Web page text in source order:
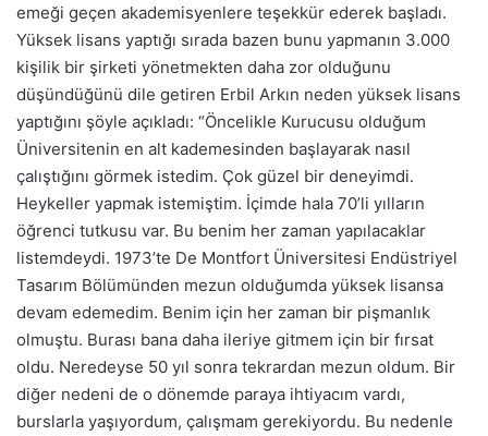
emeği geçen akademisyenlere teşekkür ederek başladı.
Yüksek lisans yaptığı sırada bazen bunu yapmanın 3.000
kişilik bir şirketi yönetmekten daha zor olduğunu
düşündüğünü dile getiren Erbil Arkın neden yüksek lisans
yaptığını şöyle açıkladı: “Öncelikle Kurucusu olduğum
Üniversitenin en alt kademesinden başlayarak nasıl
çalıştığını görmek istedim. Çok güzel bir deneyimdi.
Heykeller yapmak istemiştim. İçimde hala 70’li yılların
öğrenci tutkusu var. Bu benim her zaman yapılacaklar
listemdeydi. 1973’te De Montfort Üniversitesi Endüstriyel
Tasarım Bölümünden mezun olduğumda yüksek lisansa
devam edemedim. Benim için her zaman bir pişmanlık
olmuştu. Burası bana daha ileriye gitmem için bir fırsat
oldu. Neredeyse 50 yıl sonra tekrardan mezun oldum. Bir
diğer nedeni de o dönemde paraya ihtiyacım vardı,
burslarla yaşıyordum, çalışmam gerekiyordu. Bu nedenle